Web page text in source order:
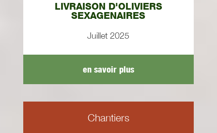
LIVRAISON D'OLIVIERS
SEXAGENAIRES
Juillet 2025
en savoir plus
Chantiers